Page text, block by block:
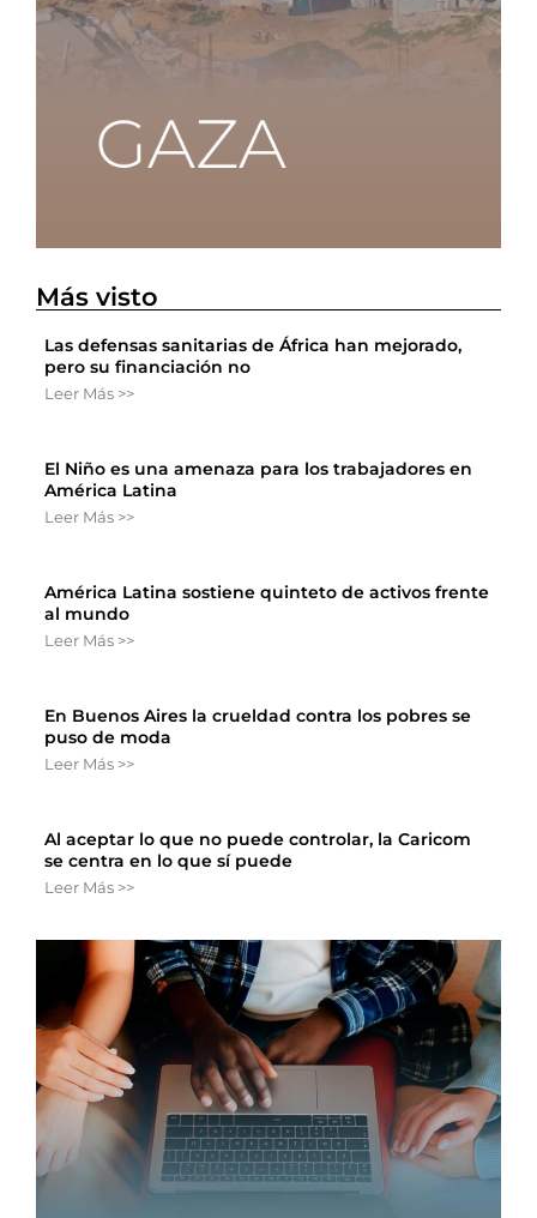
Más visto
Las defensas sanitarias de África han mejorado,
pero su financiación no
Leer Más >>
El Niño es una amenaza para los trabajadores en
América Latina
Leer Más >>
América Latina sostiene quinteto de activos frente
al mundo
Leer Más >>
En Buenos Aires la crueldad contra los pobres se
puso de moda
Leer Más >>
Al aceptar lo que no puede controlar, la Caricom
se centra en lo que sí puede
Leer Más >>